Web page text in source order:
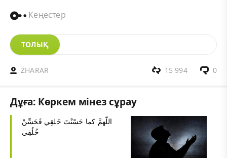
Кеңестер
ТОЛЫҚ
ZHARAR 0
15 994
Дұға: Көркем мінез сұрау
اللّهمَّ كما حَسّنْتَ خَلقِي فَحَسِّنْ
خُلُقِي